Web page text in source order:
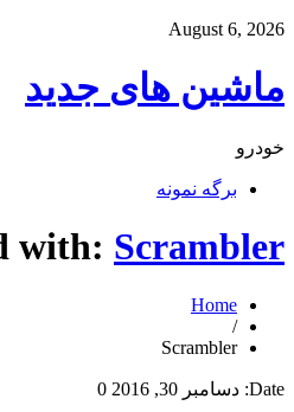
August 6, 2026
ماشین های جدید
خودرو
برگه نمونه
with: Scrambler
Home
/
Scrambler
Date: دسامبر 30, 2016 0